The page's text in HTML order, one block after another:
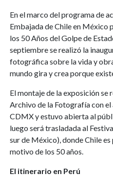
En el marco del programa de
Embajada de Chile en México
los 50 Años del Golpe de
septiembre se realizó la
fotográfica sobre la vida y
mundo gira y crea porque
El montaje de la exposición se
Archivo de la Fotografía con
CDMX y estuvo abierta al
luego será trasladada al
sur de México), donde Chile
motivo de los 50 años.
El itinerario en Perú